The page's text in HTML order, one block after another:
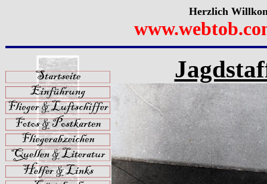
Herzlich